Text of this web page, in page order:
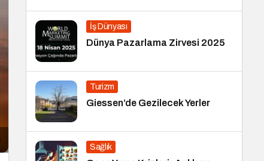
Gerçekleşti
İş Dünyası
Dünya Pazarlama Zirvesi 2025
Turizm
Giessen’de Gezilecek Yerler
Sağlık